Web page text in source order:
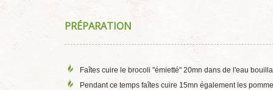
PRÉPARATION
Faîtes cuire le brocoli "émietté" 20mn dans de l'eau
Pendant ce temps faîtes cuire 15mn également les